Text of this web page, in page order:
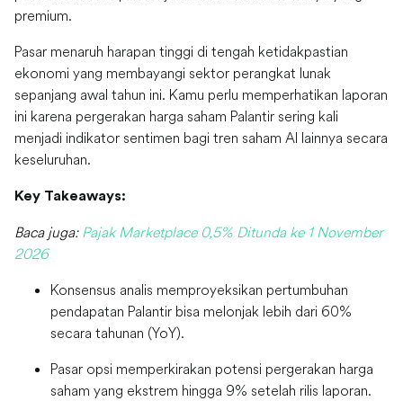
premium.
Pasar menaruh harapan tinggi di tengah ketidakpastian
ekonomi yang membayangi sektor perangkat lunak
sepanjang awal tahun ini. Kamu perlu memperhatikan laporan
ini karena pergerakan harga saham Palantir sering kali
menjadi indikator sentimen bagi tren saham AI lainnya secara
keseluruhan.
Key Takeaways:
Baca juga: Pajak Marketplace 0,5% Ditunda ke 1 November
2026
Konsensus analis memproyeksikan pertumbuhan
pendapatan Palantir bisa melonjak lebih dari 60%
secara tahunan (YoY).
Pasar opsi memperkirakan potensi pergerakan harga
saham yang ekstrem hingga 9% setelah rilis laporan.